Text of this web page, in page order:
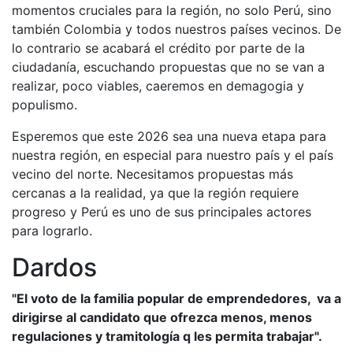
momentos cruciales para la región, no solo Perú, sino
también Colombia y todos nuestros países vecinos. De
lo contrario se acabará el crédito por parte de la
ciudadanía, escuchando propuestas que no se van a
realizar, poco viables, caeremos en demagogia y
populismo.
Esperemos que este 2026 sea una nueva etapa para
nuestra región, en especial para nuestro país y el país
vecino del norte. Necesitamos propuestas más
cercanas a la realidad, ya que la región requiere
progreso y Perú es uno de sus principales actores
para lograrlo.
Dardos
"El voto de la familia popular de emprendedores, va a
dirigirse al candidato que ofrezca menos, menos
regulaciones y tramitología q les permita trabajar".